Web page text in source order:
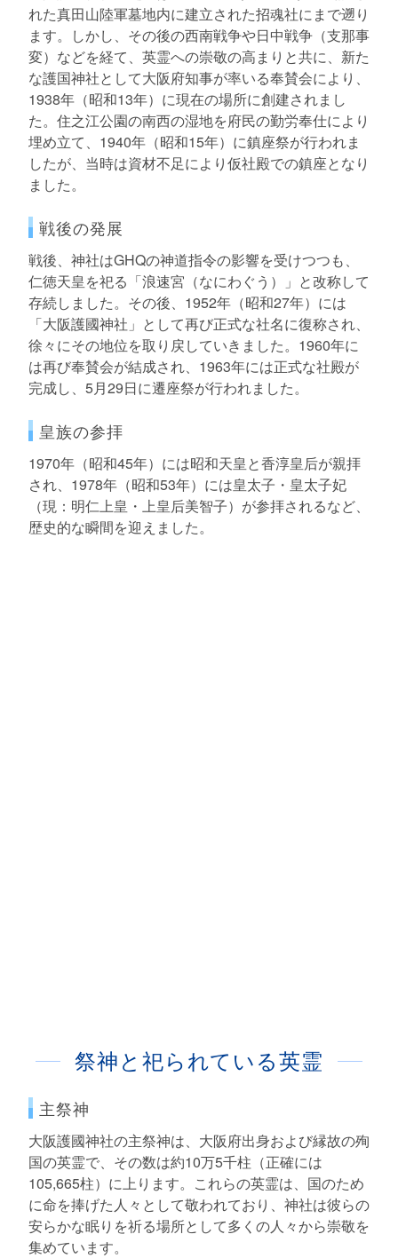
れた真田山陸軍墓地内に建立された招魂社にまで遡り
ます。しかし、その後の西南戦争や日中戦争（支那事
変）などを経て、英霊への崇敬の高まりと共に、新た
な護国神社として大阪府知事が率いる奉賛会により、
1938年（昭和13年）に現在の場所に創建されまし
た。住之江公園の南西の湿地を府民の勤労奉仕により
埋め立て、1940年（昭和15年）に鎮座祭が行われま
したが、当時は資材不足により仮社殿での鎮座となり
ました。
戦後の発展
戦後、神社はGHQの神道指令の影響を受けつつも、
仁徳天皇を祀る「浪速宮（なにわぐう）」と改称して
存続しました。その後、1952年（昭和27年）には
「大阪護國神社」として再び正式な社名に復称され、
徐々にその地位を取り戻していきました。1960年に
は再び奉賛会が結成され、1963年には正式な社殿が
完成し、5月29日に遷座祭が行われました。
皇族の参拝
1970年（昭和45年）には昭和天皇と香淳皇后が親拝
され、1978年（昭和53年）には皇太子・皇太子妃
（現：明仁上皇・上皇后美智子）が参拝されるなど、
歴史的な瞬間を迎えました。
祭神と祀られている英霊
主祭神
大阪護國神社の主祭神は、大阪府出身および縁故の殉
国の英霊で、その数は約10万5千柱（正確には
105,665柱）に上ります。これらの英霊は、国のため
に命を捧げた人々として敬われており、神社は彼らの
安らかな眠りを祈る場所として多くの人々から崇敬を
集めています。